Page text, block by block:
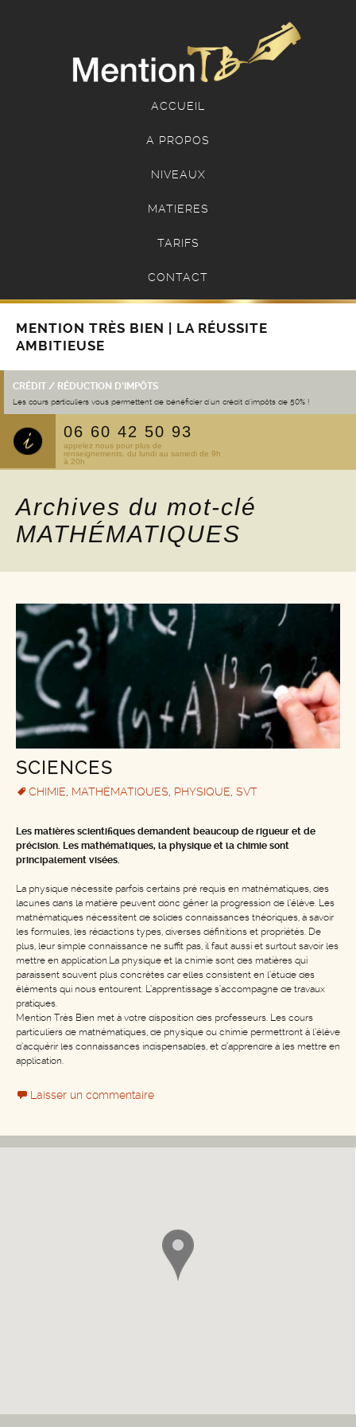
ACCUEIL
A PROPOS
NIVEAUX
MATIERES
TARIFS
CONTACT
MENTION TRÈS BIEN | LA RÉUSSITE
AMBITIEUSE
CRÉDIT / RÉDUCTION D’IMPÔTS
Les cours particuliers vous permettent de bénéficier d'un crédit d'impôts de 50% !
06 60 42 50 93
appelez nous pour plus de
renseignements. du lundi au samedi de 9h
à 20h
Archives du mot-clé
MATHÉMATIQUES
SCIENCES
CHIMIE MATHÉMATIQUES PHYSIQUE SVT
Les matières scientifiques demandent beaucoup de rigueur et de
précision. Les mathématiques, la physique et la chimie sont
principalement visées.
La physique nécessite parfois certains pré requis en mathématiques, des
lacunes dans la matière peuvent donc gêner la progression de l’élève. Les
mathématiques nécessitent de solides connaissances théoriques, à savoir
les formules, les rédactions types, diverses définitions et propriétés. De
plus, leur simple connaissance ne suffit pas, il faut aussi et surtout savoir les
mettre en application.La physique et la chimie sont des matières qui
paraissent souvent plus concrètes car elles consistent en l’étude des
éléments qui nous entourent. L’apprentissage s’accompagne de travaux
pratiques.
Mention Très Bien met à votre disposition des professeurs. Les cours
particuliers de mathématiques, de physique ou chimie permettront à l’élève
d’acquérir les connaissances indispensables, et d’apprendre à les mettre en
application.
Laisser un commentaire